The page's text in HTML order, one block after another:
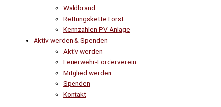
Waldbrand
Rettungskette Forst
Kennzahlen PV-Anlage
Aktiv werden & Spenden
Aktiv werden
Feuerwehr-Förderverein
Mitglied werden
Spenden
Kontakt